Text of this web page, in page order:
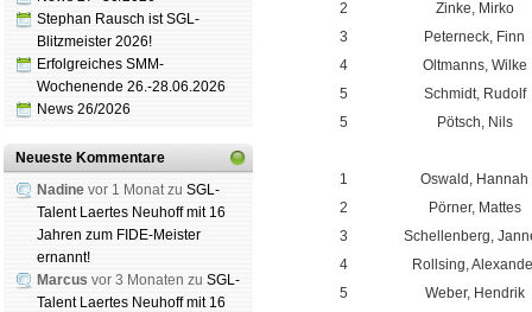
Stephan Rausch ist SGL-
Blitzmeister 2026!
Erfolgreiches SMM-
Wochenende 26.-28.06.2026
News 26/2026
Neueste Kommentare
Nadine vor 1 Monat zu SGL-
Talent Laertes Neuhoff mit 16
Jahren zum FIDE-Meister
ernannt!
Marcus vor 3 Monaten zu SGL-
Talent Laertes Neuhoff mit 16
2
Zinke, Mirko
3
Peterneck, Finn
4
Oltmanns, Wilke
5
Schmidt, Rudolf
5
Pötsch, Nils
1
Oswald, Hannah
2
Pörner, Mattes
3
Schellenberg,
4
Rollsing,
5
Weber, Hendrik